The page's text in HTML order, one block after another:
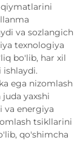
va sozlangich
texnologiya
bo'lib, har xil
ega nizomlash
yaxshi
va energiya
tsikllarini
qo'shimcha